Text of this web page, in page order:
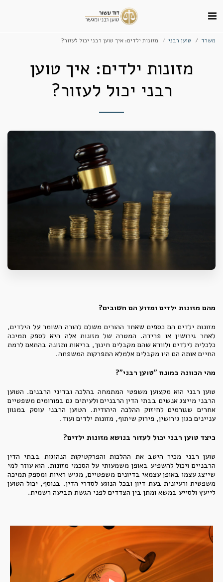
משרד טוען רבני מזונות ילדים: איך טוען רבני יכול לעזור?
מזונות ילדים: איך טוען
רבני יכול לעזור?
מהם מזונות ילדים ומדוע הם חשובים?
מזונות ילדים הם כספים שאחד ההורים משלם להורה השומר על הילדים,
לאחר גירושין או פרידה. המטרה של מזונות אלה היא לספק תמיכה
כלכלית לילדים ולוודא שהם מקבלים חינוך, בריאות ותזונה בהתאם לרמת
החיים אותה הם היו מקבלים אלמלא התפרקות המשפחה.
מהי הכוונה במונח "טוען רבני"?
טוען רבני הוא מקצוען משפטי המתמחה בהלכה ובדיני הרבנים. הטוען
הרבני מייצג אנשים בבתי הדין הרבניים ולעיתים גם בפורומים משפטיים
אחרים שגורמים לחיזוק ההלכה היהודית. הטוען הרבני עוסק במגוון
עניינים כגון גירושין, פירוק שיתוף, מזונות ילדים ועוד.
כיצד טוען רבני יכול לעזור בנושא מזונות ילדים?
טוען רבני מכיר היטב את ההלכות והפרקטיקות הנהוגות בבתי הדין
הרבניים ויכול להשפיע באופן משמעותי על הסכמי מזונות. הוא עוזר למי
שייצג עצמו באופן עצמאי בדיונים משפטיים, מגיש ראיות ומספק תמיכה
משפטית ורעיונית בעת דיון ובכל הנוגע לסדרי הדין. בנוסף, יכול הטוען
לייעץ ולסייע במשא ומתן בין הצדדים לפני הגשת תביעה רשמית.